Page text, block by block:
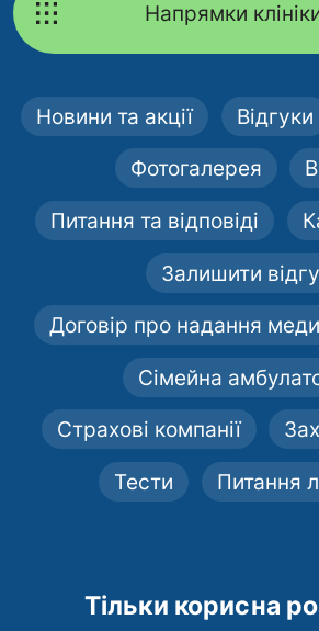
Напрямки
Новини та акції Відгуки
Фотогалерея
Питання та відповіді
Залишити
Договір про надання
Сімейна
Страхові компанії
Тести Питання
Тільки корисна